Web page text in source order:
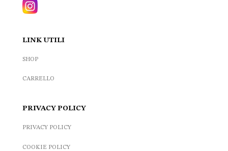
LINK UTILI
SHOP
CARRELLO
PRIVACY POLICY
PRIVACY POLICY
COOKIE POLICY